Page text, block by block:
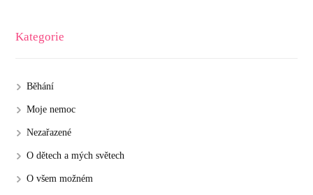
Kategorie
Běhání
Moje nemoc
Nezařazené
O dětech a mých světech
O všem možném